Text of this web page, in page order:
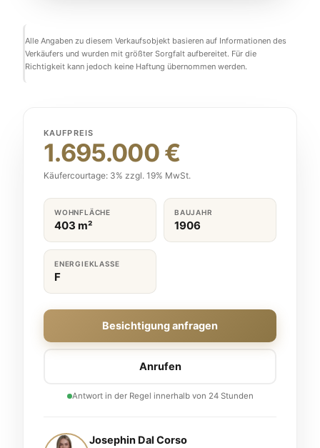
Alle Angaben zu diesem Verkaufsobjekt basieren auf Informationen des
Verkäufers und wurden mit größter Sorgfalt aufbereitet. Für die
Richtigkeit kann jedoch keine Haftung übernommen werden.
KAUFPREIS
1.695.000 €
Käufercourtage: 3% zzgl. 19% MwSt.
WOHNFLÄCHE
403 m²
BAUJAHR
1906
ENERGIEKLASSE
F
Besichtigung anfragen
Anrufen
Antwort in der Regel innerhalb von 24 Stunden
Josephin Dal Corso